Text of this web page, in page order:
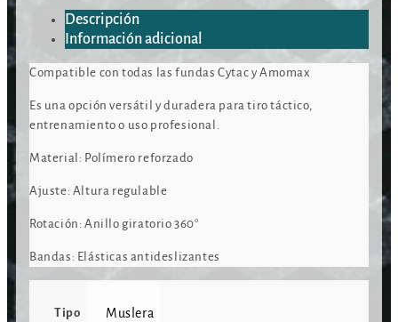
Descripción
Información adicional
Compatible con todas las fundas Cytac y Amomax
Es una opción versátil y duradera para tiro táctico,
entrenamiento o uso profesional.
Material: Polímero reforzado
Ajuste: Altura regulable
Rotación: Anillo giratorio 360°
Bandas: Elásticas antideslizantes
Tipo Muslera